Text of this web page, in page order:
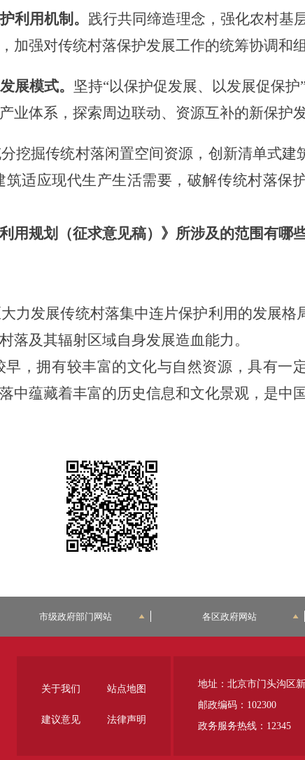
利用机制。 践行共同缔造理念，强化农村基
加强对传统村落保护发展工作的统筹协调和组
展模式。 坚持“以保护促发展、以发展促保
业体系，探索周边联动、资源互补的新保护发
挖掘传统村落闲置空间资源，创新清单式建
适应现代生产生活需要，破解传统村落保
用规划（征求意见稿）》 所涉及的范围有哪
力发展传统村落集中连片保护利用的发展格
落及其辐射区域自身发展造血能力 。
早，拥有较丰富的文化与自然资源，具有一
中蕴藏着丰富的历史信息和文化景观，是中
市级政府部门网站 各区政府网站
地址：北京市门头沟区
邮政编码：102300
政务服务热线：12345
关于我们 站点地图
建议意见 法律声明